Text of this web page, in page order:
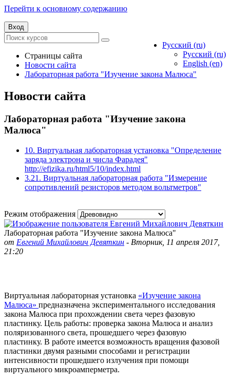
Перейти к основному содержанию
Вход
Русский ‎(ru)‎
Русский ‎(ru)‎
English ‎(en)‎
Страницы сайта
Новости сайта
Лабораторная работа "Изучение закона Малюса"
Новости сайта
Лабораторная работа "Изучение закона
Малюса"
10. Виртуальная лабораторная установка "Определение
заряда электрона и числа Фарадея"
http://efizika.ru/html5/10/index.html
3.21. Виртуальная лабораторная работа "Измерение
сопротивлений резисторов методом вольтметров"
Режим отображения
Лабораторная работа "Изучение закона Малюса"
от Евгений Михайлович Девяткин - Вторник, 11 апреля 2017,
21:20
Виртуальная лабораторная установка «Изучение закона
Малюса» предназначена экспериментального исследования
закона Малюса при прохождении света через фазовую
пластинку. Цель работы: проверка закона Малюса и анализ
поляризованного света, прошедшего через фазовую
пластинку. В работе имеется возможность вращения фазовой
пластинки двумя разными способами и регистрации
интенсивности прошедшего излучения при помощи
виртуального микроамперметра.